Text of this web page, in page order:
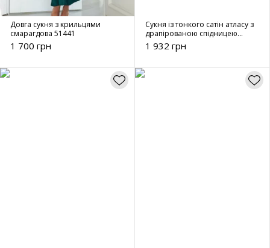
Довга сукня з крильцями
смарагдова 51441
1 700 грн
Сукня із тонкого сатін атласу з
драпірованою спідницею
блакитна 51443
1 932 грн